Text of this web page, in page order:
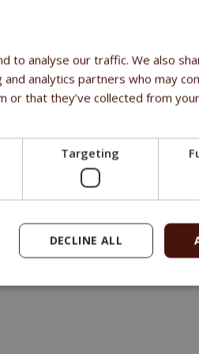
aumentar la concentración y el
prensado en frío (EPA + DHA
3 EPA (ácido
to analyse our traffic. We also
analytics partners who may
or that they’ve collected from
Targeting
DECLINE ALL